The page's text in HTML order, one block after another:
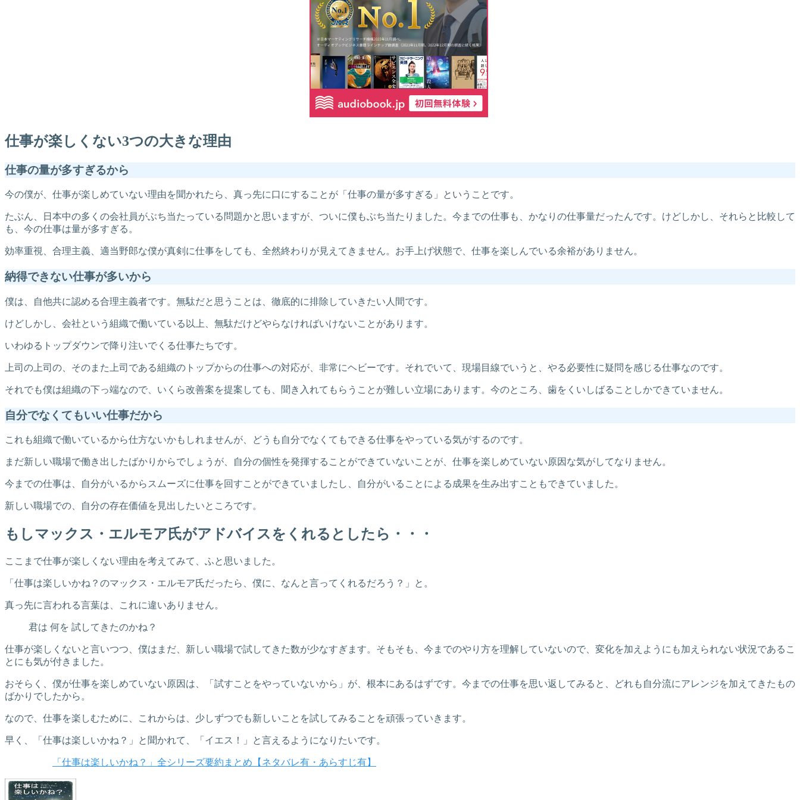
仕事が楽しくない3つの大きな理由
仕事の量が多すぎるから
今の僕が、仕事が楽しめていない理由を聞かれたら、真っ先に口にすることが「仕事の量が多すぎる」ということです。
たぶん、日本中の多くの会社員がぶち当たっている問題かと思いますが、ついに僕もぶち当たりました。今までの仕事も、かなりの仕事量だったんです。けどしかし、それらと比較して
も、今の仕事は量が多すぎる。
効率重視、合理主義、適当野郎な僕が真剣に仕事をしても、全然終わりが見えてきません。お手上げ状態で、仕事を楽しんでいる余裕がありません。
納得できない仕事が多いから
僕は、自他共に認める合理主義者です。無駄だと思うことは、徹底的に排除していきたい人間です。
けどしかし、会社という組織で働いている以上、無駄だけどやらなければいけないことがあります。
いわゆるトップダウンで降り注いでくる仕事たちです。
上司の上司の、そのまた上司である組織のトップからの仕事への対応が、非常にヘビーです。それでいて、現場目線でいうと、やる必要性に疑問を感じる仕事なのです。
それでも僕は組織の下っ端なので、いくら改善案を提案しても、聞き入れてもらうことが難しい立場にあります。今のところ、歯をくいしばることしかできていません。
自分でなくてもいい仕事だから
これも組織で働いているから仕方ないかもしれませんが、どうも自分でなくてもできる仕事をやっている気がするのです。
まだ新しい職場で働き出したばかりからでしょうが、自分の個性を発揮することができていないことが、仕事を楽しめていない原因な気がしてなりません。
今までの仕事は、自分がいるからスムーズに仕事を回すことができていましたし、自分がいることによる成果を生み出すこともできていました。
新しい職場での、自分の存在価値を見出したいところです。
もしマックス・エルモア氏がアドバイスをくれるとしたら・・・
ここまで仕事が楽しくない理由を考えてみて、ふと思いました。
「仕事は楽しいかね？のマックス・エルモア氏だったら、僕に、なんと言ってくれるだろう？」と。
真っ先に言われる言葉は、これに違いありません。
君は 何を 試してきたのかね？
仕事が楽しくないと言いつつ、僕はまだ、新しい職場で試してきた数が少なすぎます。そもそも、今までのやり方を理解していないので、変化を加えようにも加えられない状況であるこ
とにも気が付きました。
おそらく、僕が仕事を楽しめていない原因は、「試すことをやっていないから」が、根本にあるはずです。今までの仕事を思い返してみると、どれも自分流にアレンジを加えてきたもの
ばかりでしたから。
なので、仕事を楽しむために、これからは、少しずつでも新しいことを試してみることを頑張っていきます。
早く、「仕事は楽しいかね？」と聞かれて、「イエス！」と言えるようになりたいです。
「仕事は楽しいかね？」全シリーズ要約まとめ【ネタバレ有・あらすじ有】